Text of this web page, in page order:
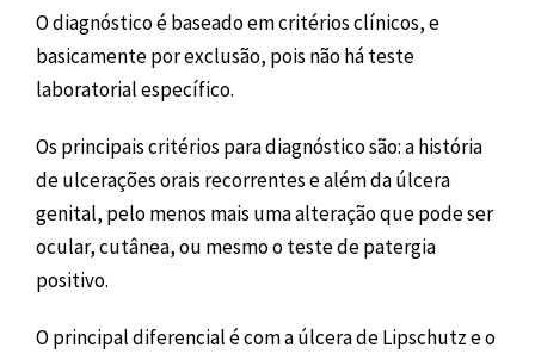
O diagnóstico é baseado em critérios clínicos, e
basicamente por exclusão, pois não há teste
laboratorial específico.
Os principais critérios para diagnóstico são: a história
de ulcerações orais recorrentes e além da úlcera
genital, pelo menos mais uma alteração que pode ser
ocular, cutânea, ou mesmo o teste de patergia
positivo.
O principal diferencial é com a úlcera de Lipschutz e o